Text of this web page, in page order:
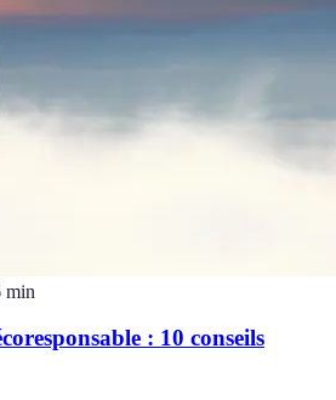
min
: 10 conseils